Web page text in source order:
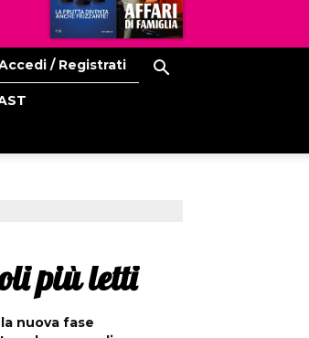
Hoteldomani
/ Registrati
più letti
nuova fase